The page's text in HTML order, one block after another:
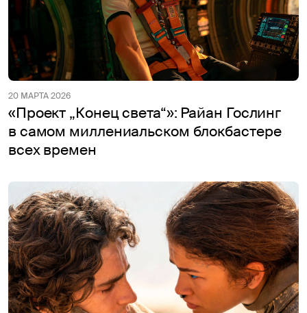
20 МАРТА 2026
«Проект „Конец света“»: Райан Гослинг
в самом миллениальском блокбастере
всех времен